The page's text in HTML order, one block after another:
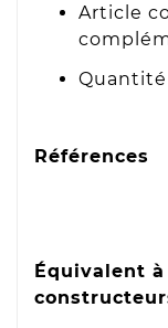
Article
Quantité
Références
Équivalent